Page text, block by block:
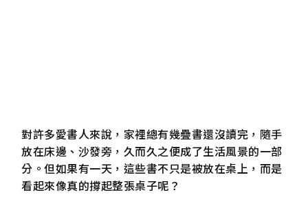
對許多愛書人來說，家裡總有幾疊書還沒讀完，隨手
放在床邊、沙發旁，久而久之便成了生活風景的一部
分。但如果有一天，這些書不只是被放在桌上，而是
看起來像真的撐起整張桌子呢？